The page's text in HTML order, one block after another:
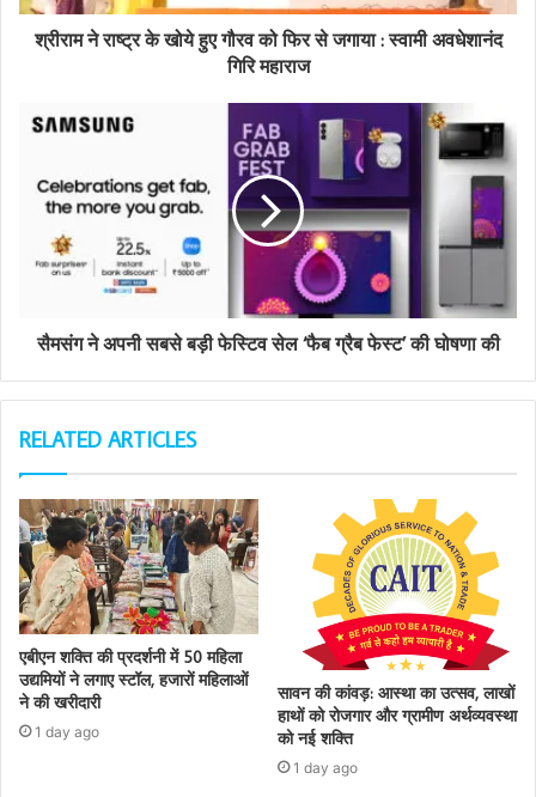
d
श्रीराम ने राष्ट्र के खोये हुए गौरव को फिर से जगाया : स्वामी अवधेशानंद
गिरि महाराज
सैमसंग ने अपनी सबसे बड़ी फेस्टिव सेल ‘फैब ग्रैब फेस्‍ट’ की घोषणा की
RELATED ARTICLES
एबीएन शक्ति की प्रदर्शनी में 50 महिला
उद्यमियों ने लगाए स्टॉल, हजारों महिलाओं
ने की खरीदारी
1 day ago
सावन की कांवड़: आस्था का उत्सव, लाखों
हाथों को रोजगार और ग्रामीण अर्थव्यवस्था
को नई शक्ति
1 day ago